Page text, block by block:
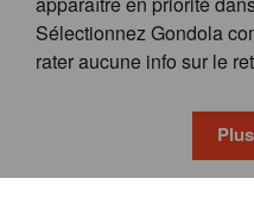
Sélectionnez Gondola
rater aucune info sur le
©
PRIVACY &
wieni